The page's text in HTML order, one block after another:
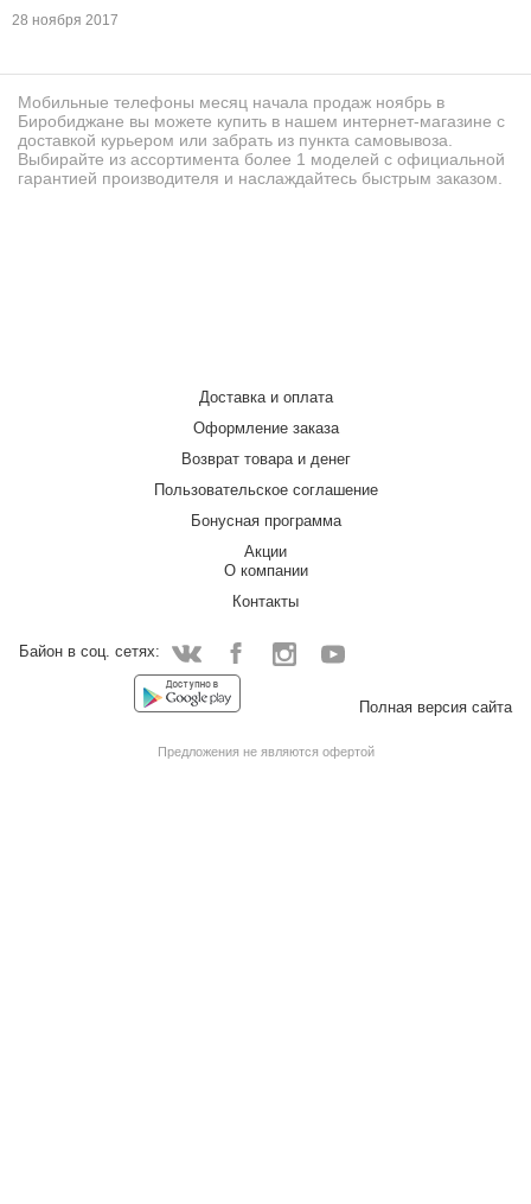
28 ноября 2017
Мобильные телефоны месяц начала продаж ноябрь в
Биробиджане вы можете купить в нашем интернет-магазине с
доставкой курьером или забрать из пункта самовывоза.
Выбирайте из ассортимента более 1 моделей с официальной
гарантией производителя и наслаждайтесь быстрым заказом.
Доставка и оплата
Оформление заказа
Возврат товара и денег
Пользовательское соглашение
Бонусная программа
Акции
О компании
Контакты
Байон в соц. сетях:
VkontakteFacebook
Полная версия сайта
Предложения не являются офертой